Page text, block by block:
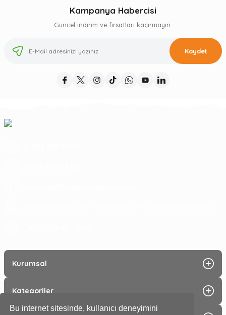
Bu internet sitesinde, kullanıcı deneyimini
Kampanya Habercisi
Güncel indirim ve fırsatları kaçırmayın.
Kaydet
Kurumsal
Kategoriler